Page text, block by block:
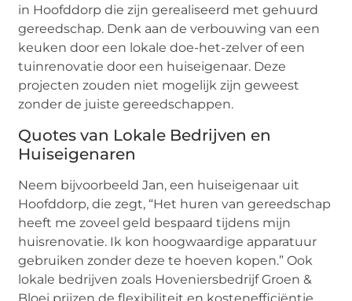
in Hoofddorp die zijn gerealiseerd met gehuurd
gereedschap. Denk aan de verbouwing van een
keuken door een lokale doe-het-zelver of een
tuinrenovatie door een huiseigenaar. Deze
projecten zouden niet mogelijk zijn geweest
zonder de juiste gereedschappen.
Quotes van Lokale Bedrijven en
Huiseigenaren
Neem bijvoorbeeld Jan, een huiseigenaar uit
Hoofddorp, die zegt, “Het huren van gereedschap
heeft me zoveel geld bespaard tijdens mijn
huisrenovatie. Ik kon hoogwaardige apparatuur
gebruiken zonder deze te hoeven kopen.” Ook
lokale bedrijven zoals Hoveniersbedrijf Groen &